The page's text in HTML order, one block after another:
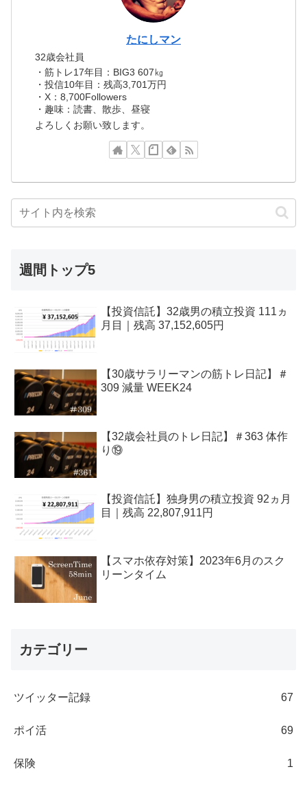
たにしマン
32歳会社員
・筋トレ17年目：BIG3 607㎏
・投信10年目：残高3,701万円
・X：8,700Followers
・趣味：読書、散歩、昼寝
よろしくお願い致します。
週間トップ5
【投資信託】32歳男の積立投資 111ヵ
月目｜残高 37,152,605円
【30歳サラリーマンの筋トレ日記】＃
309 減量 WEEK24
【32歳会社員のトレ日記】＃363 体作
り⑲
【投資信託】独身男の積立投資 92ヵ月
目｜残高 22,807,911円
【スマホ依存対策】2023年6月のスク
リーンタイム
カテゴリー
ツイッター記録 67
ポイ活 69
保険 1